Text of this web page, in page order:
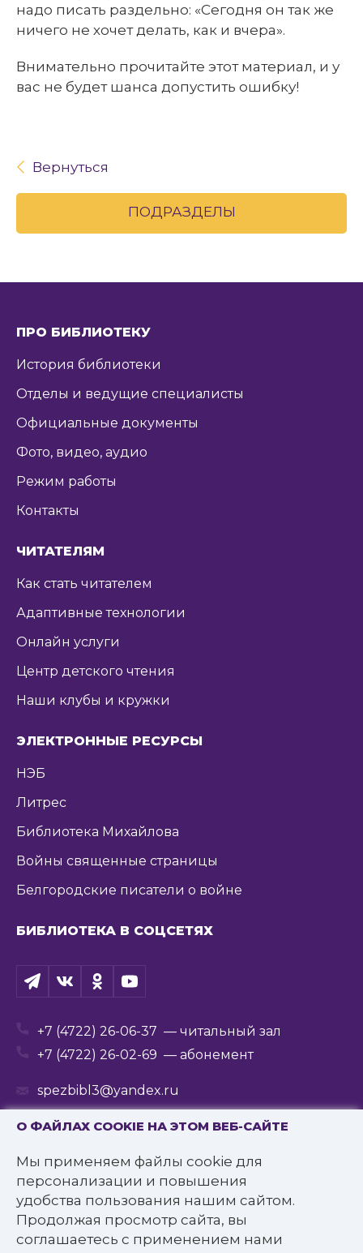
О ФАЙЛАХ COOKIE НА ЭТОМ ВЕБ-САЙТЕ
Мы применяем файлы cookie для
персонализации и повышения
удобства пользования нашим сайтом.
Продолжая просмотр сайта, вы
соглашаетесь с применением нами
надо писать раздельно: «Сегодня он так же
ничего не хочет делать, как и вчера».
Внимательно прочитайте этот материал, и у
вас не будет шанса допустить ошибку!
Вернуться
ПОДРАЗДЕЛЫ
ПРО БИБЛИОТЕКУ
История библиотеки
Отделы и ведущие специалисты
Официальные документы
Фото, видео, аудио
Режим работы
Контакты
ЧИТАТЕЛЯМ
Как стать читателем
Адаптивные технологии
Онлайн услуги
Центр детского чтения
Наши клубы и кружки
ЭЛЕКТРОННЫЕ РЕСУРСЫ
НЭБ
Литрес
Библиотека Михайлова
Войны священные страницы
Белгородские писатели о войне
БИБЛИОТЕКА В СОЦСЕТЯХ
+7 (4722) 26-06-37 — читальный зал
+7 (4722) 26-02-69 — абонемент
spezbibl3@yandex.ru
© 2016—2022 Государственное бюджетное
учреждение культуры
«Белгородская государственная специальная
библиотека для слепых им. В.Я. Ерошенко».